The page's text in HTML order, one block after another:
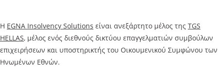
Η EGNA Insolvency Solutions είναι ανεξάρτητο μέλος της TGS
HELLAS, μέλος ενός διεθνούς δικτύου επαγγελματιών συμβούλων
επιχειρήσεων και υποστηρικτής του Οικουμενικού Συμφώνου των
Ηνωμένων Εθνών.